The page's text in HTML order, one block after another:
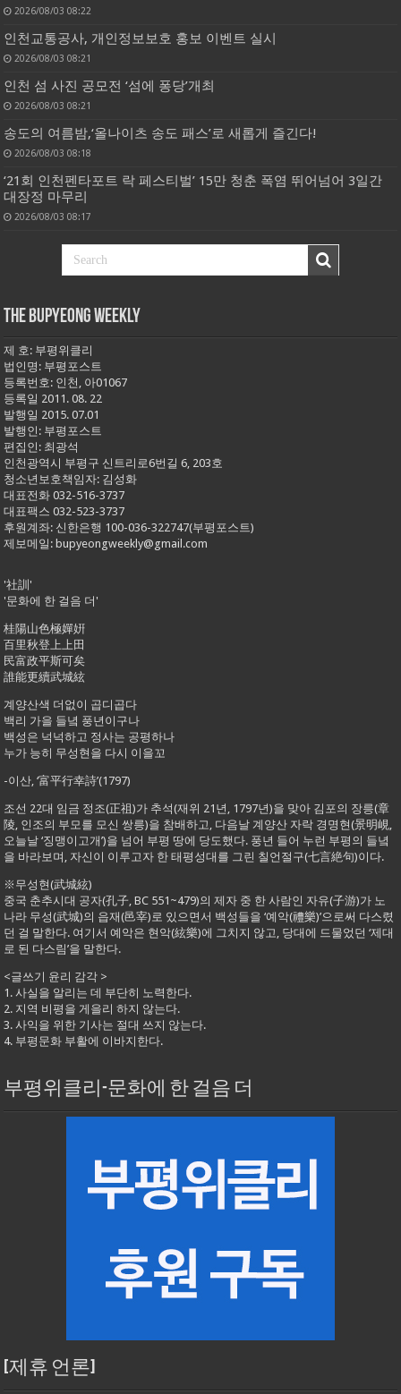
2026/08/03 08:22
인천교통공사, 개인정보보호 홍보 이벤트 실시
2026/08/03 08:21
인천 섬 사진 공모전 ‘섬에 퐁당’개최
2026/08/03 08:21
송도의 여름밤,‘올나이츠 송도 패스’로 새롭게 즐긴다!
2026/08/03 08:18
‘21회 인천펜타포트 락 페스티벌’ 15만 청춘 폭염 뛰어넘어 3일간
대장정 마무리
2026/08/03 08:17
THE BUPYEONG WEEKLY
제 호: 부평위클리
법인명: 부평포스트
등록번호: 인천, 아01067
등록일 2011. 08. 22
발행일 2015. 07.01
발행인: 부평포스트
편집인: 최광석
인천광역시 부평구 신트리로6번길 6, 203호
청소년보호책임자: 김성화
대표전화 032-516-3737
대표팩스 032-523-3737
후원계좌: 신한은행 100-036-322747(부평포스트)
제보메일: bupyeongweekly@gmail.com
'社訓'
'문화에 한 걸음 더'
桂陽山色極嬋姸
百里秋登上上田
民富政平斯可矣
誰能更續武城絃
계양산색 더없이 곱디곱다
백리 가을 들녘 풍년이구나
백성은 넉넉하고 정사는 공평하나
누가 능히 무성현을 다시 이을꼬
-이산, ‘富平行幸詩’(1797)
조선 22대 임금 정조(正祖)가 추석(재위 21년, 1797년)을 맞아 김포의 장릉(章
陵, 인조의 부모를 모신 쌍릉)을 참배하고, 다음날 계양산 자락 경명현(景明峴,
오늘날 ‘징맹이고개’)을 넘어 부평 땅에 당도했다. 풍년 들어 누런 부평의 들녘
을 바라보며, 자신이 이루고자 한 태평성대를 그린 칠언절구(七言絶句)이다.
※무성현(武城絃)
중국 춘추시대 공자(孔子, BC 551~479)의 제자 중 한 사람인 자유(子游)가 노
나라 무성(武城)의 읍재(邑宰)로 있으면서 백성들을 ‘예악(禮樂)’으로써 다스렸
던 걸 말한다. 여기서 예악은 현악(絃樂)에 그치지 않고, 당대에 드물었던 ‘제대
로 된 다스림’을 말한다.
<글쓰기 윤리 감각 >
1. 사실을 알리는 데 부단히 노력한다.
2. 지역 비평을 게을리 하지 않는다.
3. 사익을 위한 기사는 절대 쓰지 않는다.
4. 부평문화 부활에 이바지한다.
부평위클리-문화에 한 걸음 더
[제휴 언론]